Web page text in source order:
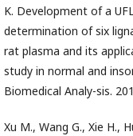
K. Development of a
determination of six
rat plasma and its
study in normal and
Biomedical Analy-sis.
Xu M., Wang G., Xie H.,